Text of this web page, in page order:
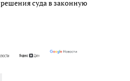
суда в законную